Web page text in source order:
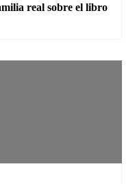
real sobre el libro